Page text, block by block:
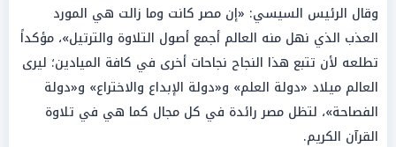
وقال الرئيس السيسي: «إن مصر كانت وما زالت هي المورد
العذب الذي نهل منه العالم أجمع أصول التلاوة والترتيل»، مؤكداً
تطلعه لأن تتبع هذا النجاح نجاحات أخرى في كافة الميادين؛ ليرى
العالم ميلاد «دولة العلم» و«دولة الإبداع والاختراع» و«دولة
الفصاحة»، لتظل مصر رائدة في كل مجال كما هي في تلاوة
القرآن الكريم.